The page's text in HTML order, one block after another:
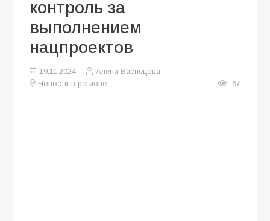
контроль за
выполнением
нацпроектов
19.11.2024
Алена Васнецова
Новости в регионе
67